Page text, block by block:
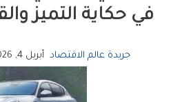
في حكاية التميز
جريدة عالم الاقتصاد أبريل 4, 2026